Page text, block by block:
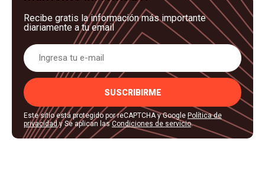
Recibe gratis la información más importante
diariamente a tu email
SUSCRIBIRME
Este sitio está protegido por reCAPTCHA y Google Política de
privacidady Se aplican lasCondiciones de servicio.